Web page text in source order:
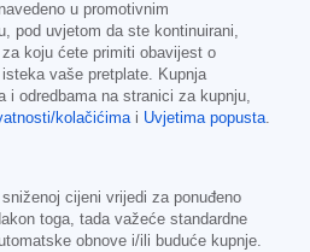
u promotivnim
pod uvjetom da ste kontinuirani,
koju ćete primiti obavijest o
vaše pretplate. Kupnja
i odredbama na stranici za kupnju,
kolačićimai Uvjetima popusta.
cijeni vrijedi za ponuđeno
toga, tada važeće standardne
obnove i/ili buduće kupnje.